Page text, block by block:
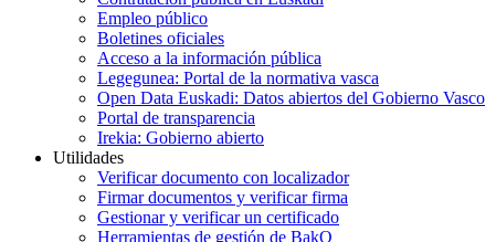
Empleo público
Boletines oficiales
Acceso a la información pública
Legegunea: Portal de la normativa vasca
Open Data Euskadi: Datos abiertos del Gobierno Vasco
Portal de transparencia
Irekia: Gobierno abierto
Utilidades
Verificar documento con localizador
Firmar documentos y verificar firma
Gestionar y verificar un certificado
Herramientas de gestión de BakQ